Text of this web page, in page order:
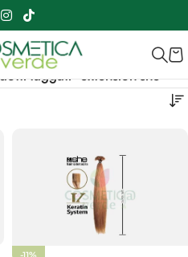
📲3341056025 - 3886572748
-11%